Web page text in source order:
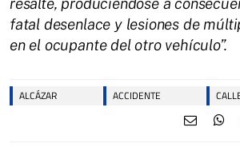
fatal desenlace y lesiones de
en el ocupante del otro vehículo”.
ALCÁZAR ACCIDENTE